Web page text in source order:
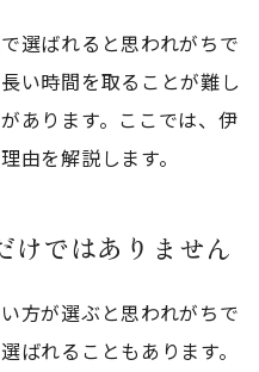
選ばれると思われがちで
い時間を取ることが難し
あります。ここでは、伊
由を解説します。
けではありません
方が選ぶと思われがちで
ばれることもあります。